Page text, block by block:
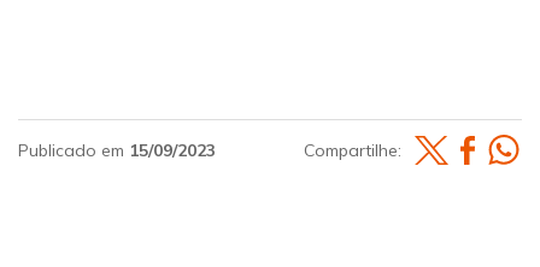
Publicado em 15/09/2023 Compartilhe: